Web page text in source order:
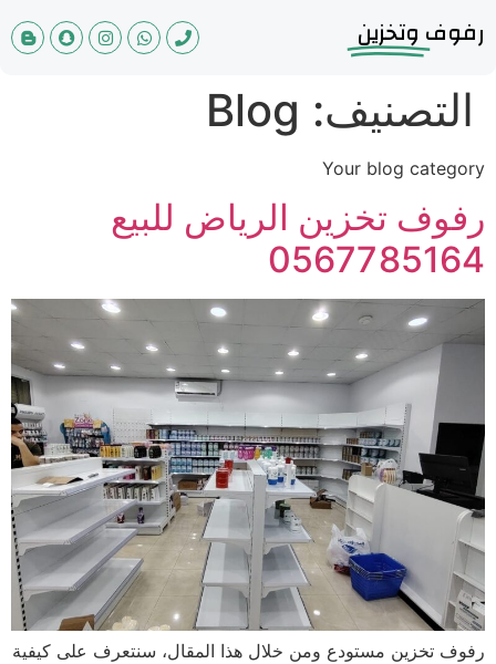
رفوف وتخزين
التصنيف: Blog
Your blog category
رفوف تخزين الرياض للبيع
0567785164
رفوف تخزين مستودع ومن خلال هذا المقال، سنتعرف على كيفية